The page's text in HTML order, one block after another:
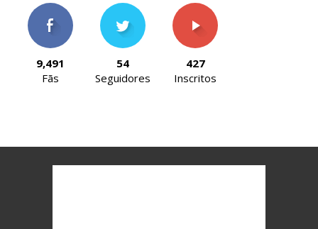
9,491
Fãs
54
Seguidores
427
Inscritos